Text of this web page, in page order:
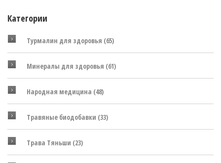
Категории
Турмалин для здоровья (65)
Минералы для здоровья (61)
Народная медицина (48)
Травяные биодобавки (33)
Трава Тяньши (23)